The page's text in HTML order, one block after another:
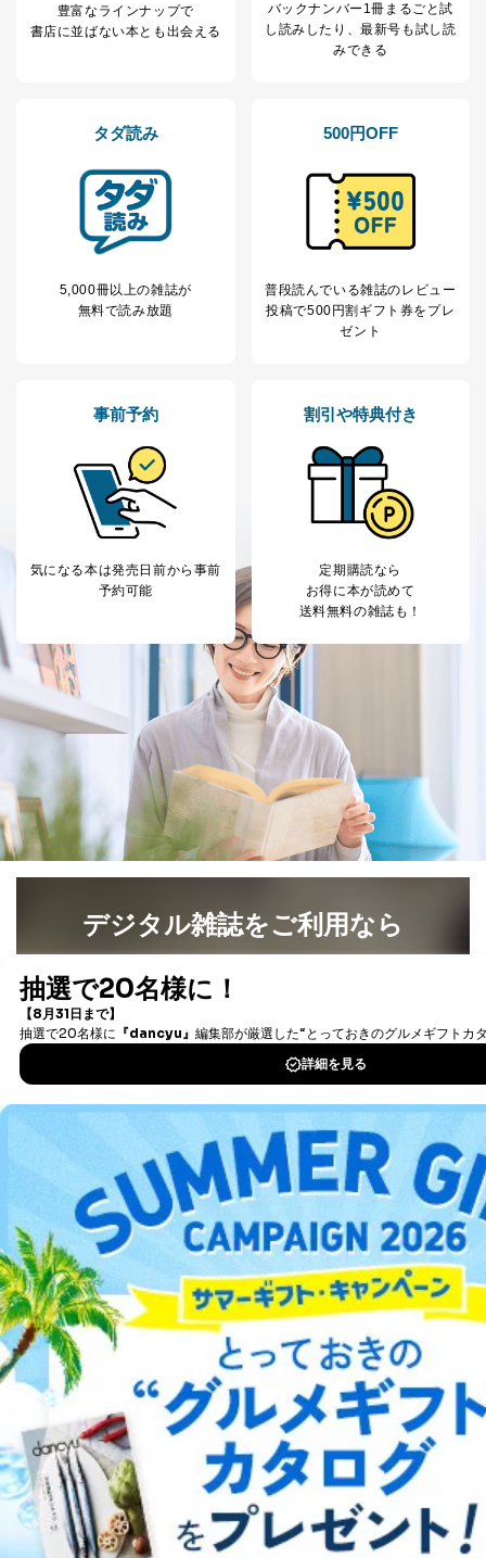
公衆衛生の向上または児童の健全な育成の推進のため
に特に必要がある場合であって、本人の同意を得るこ
により当該事務の遂行に支障を及ぼすおそれがあると
上記２．の利用目的を実施するために守秘義務を結ん
だ企業に、業務の一部として個人情報の取扱いを委
託・提供する場合、その業務に必要な範囲で委託・提
供先企業に個人情報を開示することがあります。
委託・提供先企業は具体的には以下のような企業です
が、これらに限りません。
委託先：カスタマーサポート支援会社 、クレジッ
トカード決済などの決済代行・料金回収会社、広
販売店などの梱包・配送・配達会社
４．開示対象個人情報の「開示」「訂正」等の請求につ
いて
当社は、本人から、開示対象個人情報について利用目的
の通知を求められた場合には、遅滞なくこれに応じま
利用目的の通知を行なうことはできません。そのとき
は、本人に遅滞無くその旨を通知するとともに、理由を
①利用目的を本人に通知し、又は公表することによって
本人又は第三者の生命、身体、財産その他の権利利益を
害するおそれがある場合
②利用目的を本人に通知し、又は公表することによって
当該事業者の権利又は正当な利益を害するおそれがある
場合
③国の機関又は地方公共団体が法令の定める事務を遂行
することに対して協力する必要がある場合であって、利
用目的を本人に通知し、又は公表することによって当該
事務の遂行に支障を及ぼすおそれがあるとき
④開示対象個人情報の利用目的が明らかな場合
たはその代理人からの利用目的の通知、開示、変更等
（内容の訂正、追加または削除）、利用停止等（「利用
の停止または消去」「第三者への提供の停止」）の求め
に対応させていただいております。 当社顧客の皆様の
個人情報は「マイページ」にログインしていただくこと
で、訂正、追加、変更を行っていただくことが出来ま
す。マイページをご利用いただけない方、その他の方に
つきましては、下記Aをご覧ください。 また、ご登録い
ただいた個人情報のうち、市町村などの名称および郵便
情報に変更があった場合には、当社が登録情報を変更さ
せていただく場合があります。
A.開示等の求めの申し出先、提出していただく書面等
開示等の求めは、電話又は電子メールにて下記までお申
し付けください。開示等の求めに際して提出していただ
く書面等については、その際にご案内いたします。
■電話による場合
TEL:0570-200-223
株式会社富士山マガジンサービス 個人情報問い合わせ
係
受付時間：10:00～17:00（土、日、祝、年末年始休業）
■電子メールによる場合
e-mail：cs@fujisan.co.jp
B.開示等の対応に際して、以下記載の項目のうち2項目
以上での本人確認を実施させていただきます。
商品を購入された個人のお客様：氏名、住所、電話番
号、顧客番号、メールアドレス
豊富なラインナップで
書店に並ばない本とも出会える
バックナンバー1冊まるごと試
し読み したり、最新号も試し読
みできる
タダ読み
5,000冊以上の雑誌が
無料で読み放題
500円OFF
普段読んでいる雑誌のレビュー
投稿で500円割ギフト券をプレ
ゼント
事前予約
気になる本は発売日前から事前
予約可能
割引や特典付き
定期購読なら
お得に本が読めて
送料無料の雑誌も！
デジタル雑誌をご利用なら
書籍）が無料で読み放題！
DOWNLOAD FOR IOS
DOWNLOAD FOR ANDROID
ご利用方法はこちら
総合案内
アフィリエイト 採用情報
プレスリリース お問い合わせ
利用規約プライバシーポリシー 特定商取引法に基づく表示
出版社の皆様へ
投資家の皆様へサイトマップ